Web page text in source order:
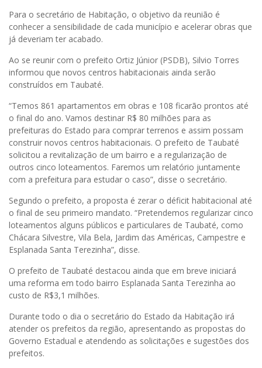
Para o secretário de Habitação, o objetivo da reunião é
conhecer a sensibilidade de cada município e acelerar obras que
já deveriam ter acabado.
Ao se reunir com o prefeito Ortiz Júnior (PSDB), Silvio Torres
informou que novos centros habitacionais ainda serão
construídos em Taubaté.
“Temos 861 apartamentos em obras e 108 ficarão prontos até
o final do ano. Vamos destinar R$ 80 milhões para as
prefeituras do Estado para comprar terrenos e assim possam
construir novos centros habitacionais. O prefeito de Taubaté
solicitou a revitalização de um bairro e a regularização de
outros cinco loteamentos. Faremos um relatório juntamente
com a prefeitura para estudar o caso”, disse o secretário.
Segundo o prefeito, a proposta é zerar o déficit habitacional até
o final de seu primeiro mandato. “Pretendemos regularizar cinco
loteamentos alguns públicos e particulares de Taubaté, como
Chácara Silvestre, Vila Bela, Jardim das Américas, Campestre e
Esplanada Santa Terezinha”, disse.
O prefeito de Taubaté destacou ainda que em breve iniciará
uma reforma em todo bairro Esplanada Santa Terezinha ao
custo de R$3,1 milhões.
Durante todo o dia o secretário do Estado da Habitação irá
atender os prefeitos da região, apresentando as propostas do
Governo Estadual e atendendo as solicitações e sugestões dos
prefeitos.